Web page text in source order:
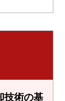
技術の基